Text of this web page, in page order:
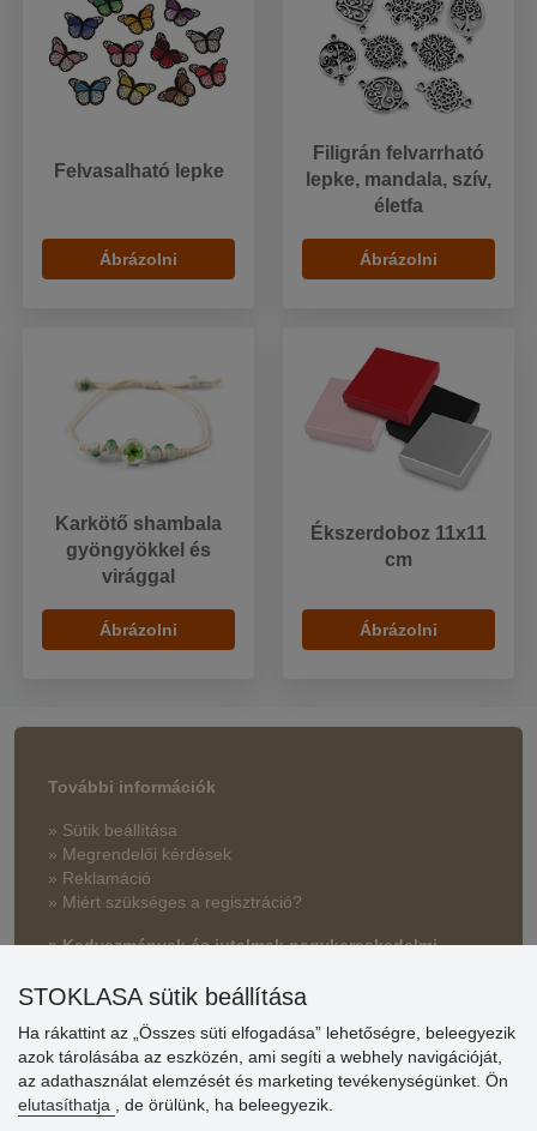
Felvasalható lepke
Ábrázolni
Filigrán felvarrható
lepke, mandala, szív,
életfa
Ábrázolni
Karkötő shambala
gyöngyökkel és
virággal
Ábrázolni
Ékszerdoboz 11x11
cm
Ábrázolni
További információk
» Sütik beállítása
» Megrendelői kérdések
» Reklamáció
» Miért szükséges a regisztráció?
» Kedvezmények és jutalmak nagykereskedelmi
Vásárlók
STOKLASA sütik beállítása
Ha rákattint az „Összes süti elfogadása” lehetőségre, beleegyezik
azok tárolásába az eszközén, ami segíti a webhely navigációját,
az adathasználat elemzését és marketing tevékenységünket. Ön
elutasíthatja
, de örülünk, ha beleegyezik.